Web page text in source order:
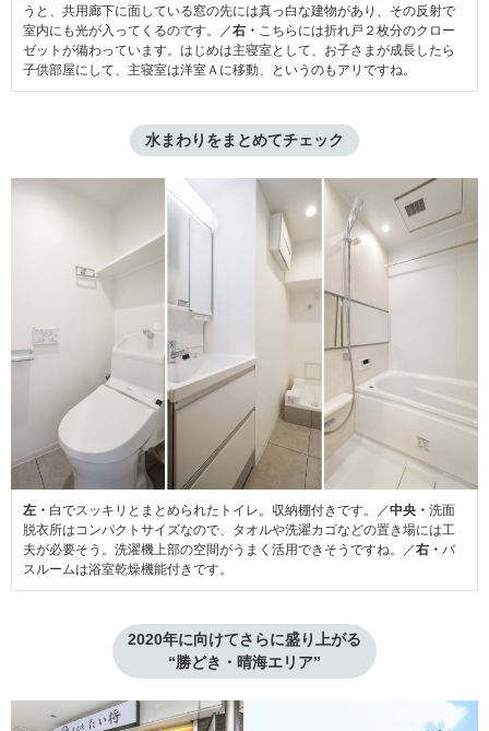
うと、共用廊下に面している窓の先には真っ白な建物があり、その反射で
室内にも光が入ってくるのです。／右・ こちらには折れ戸２枚分のクロー
ゼットが備わっています。はじめは主寝室として、お子さまが成長したら
子供部屋にして、主寝室は洋室Ａに移動、というのもアリですね。
水まわりをまとめてチェック
左・ 白でスッキリとまとめられたトイレ。収納棚付きです。／中央・ 洗面
脱衣所はコンパクトサイズなので、タオルや洗濯カゴなどの置き場には工
夫が必要そう。洗濯機上部の空間がうまく活用できそうですね。／右・ バ
スルームは浴室乾燥機能付きです。
2020年に向けてさらに盛り上がる
“勝どき・晴海エリア”